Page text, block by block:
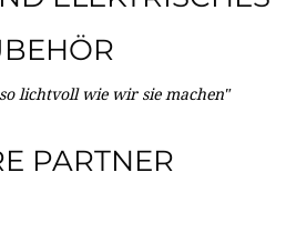
lichtvoll wie wir sie machen"
PARTNER